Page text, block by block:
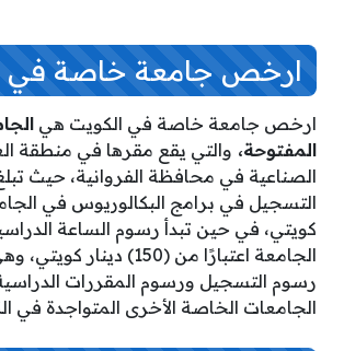
ارخص جامعة خاصة في
ارخص جامعة خاصة في الكويت هي
المفتوحة، والتي يقع مقرها في منطقة
الصناعية في محافظة الفروانية، حيث
كويتي، في حين تبدأ رسوم الساعة
الجامعة اعتبارًا من (150)
رسوم التسجيل ورسوم المقررات
الجامعات الخاصة الأخرى المتواجدة في